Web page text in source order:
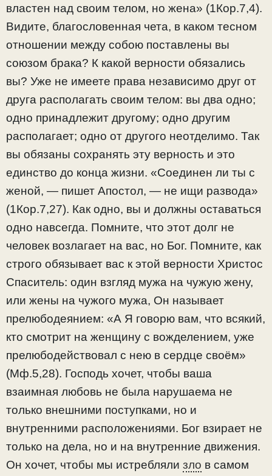
властен над своим телом, но жена» (1Кор.7,4).
Видите, благословенная чета, в каком тесном
отношении между собою поставлены вы
союзом брака? К какой верности обязались
вы? Уже не имеете права независимо друг от
друга располагать своим телом: вы два одно;
одно принадлежит другому; одно другим
располагает; одно от другого неотделимо. Так
вы обязаны сохранять эту верность и это
единство до конца жизни. «Соединен ли ты с
женой, — пишет Апостол, — не ищи развода»
(1Кор.7,27). Как одно, вы и должны оставаться
одно навсегда. Помните, что этот долг не
человек возлагает на вас, но Бог. Помните, как
строго обязывает вас к этой верности Христос
Спаситель: один взгляд мужа на чужую жену,
или жены на чужого мужа, Он называет
прелюбодеянием: «А Я говорю вам, что всякий,
кто смотрит на женщину с вожделением, уже
прелюбодействовал с нею в сердце своём»
(Мф.5,28). Господь хочет, чтобы ваша
взаимная любовь не была нарушаема не
только внешними поступками, но и
внутренними расположениями. Бог взирает не
только на дела, но и на внутренние движения.
Он хочет, чтобы мы истребляли зло в самом